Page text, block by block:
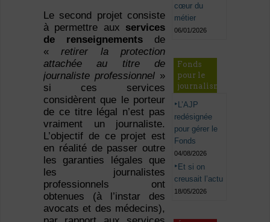
Le second projet consiste
à permettre aux services
de renseignements de
«retirer la protection
attachée au titre de
journaliste professionnel »
si ces services
considèrent que le porteur
de ce titre légal n’est pas
vraiment un journaliste.
L’objectif de ce projet est
en réalité de passer outre
les garanties légales que
les journalistes
professionnels ont
obtenues (à l’instar des
avocats et des médecins),
cœur du
métier
06/01/2026
Fonds
pour le
journalisme
L’AJP
redésignée
pour gérer le
Fonds
04/08/2026
Et si on
creusait l’actu
18/05/2026